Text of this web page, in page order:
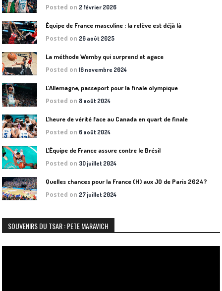
Posted on 2 février 2026
Équipe de France masculine : la relève est déjà là
Posted on 26 août 2025
La méthode Wemby qui surprend et agace
Posted on16 novembre 2024
L’Allemagne, passeport pour la finale olympique
Posted on 8 août 2024
L’heure de vérité face au Canada en quart de finale
Posted on 6 août 2024
L’Équipe de France assure contre le Brésil
Posted on 30 juillet 2024
Quelles chances pour la France (H) aux JO de Paris 2024?
Posted on 27 juillet 2024
SOUVENIRS DU TSAR : PETE MARAVICH